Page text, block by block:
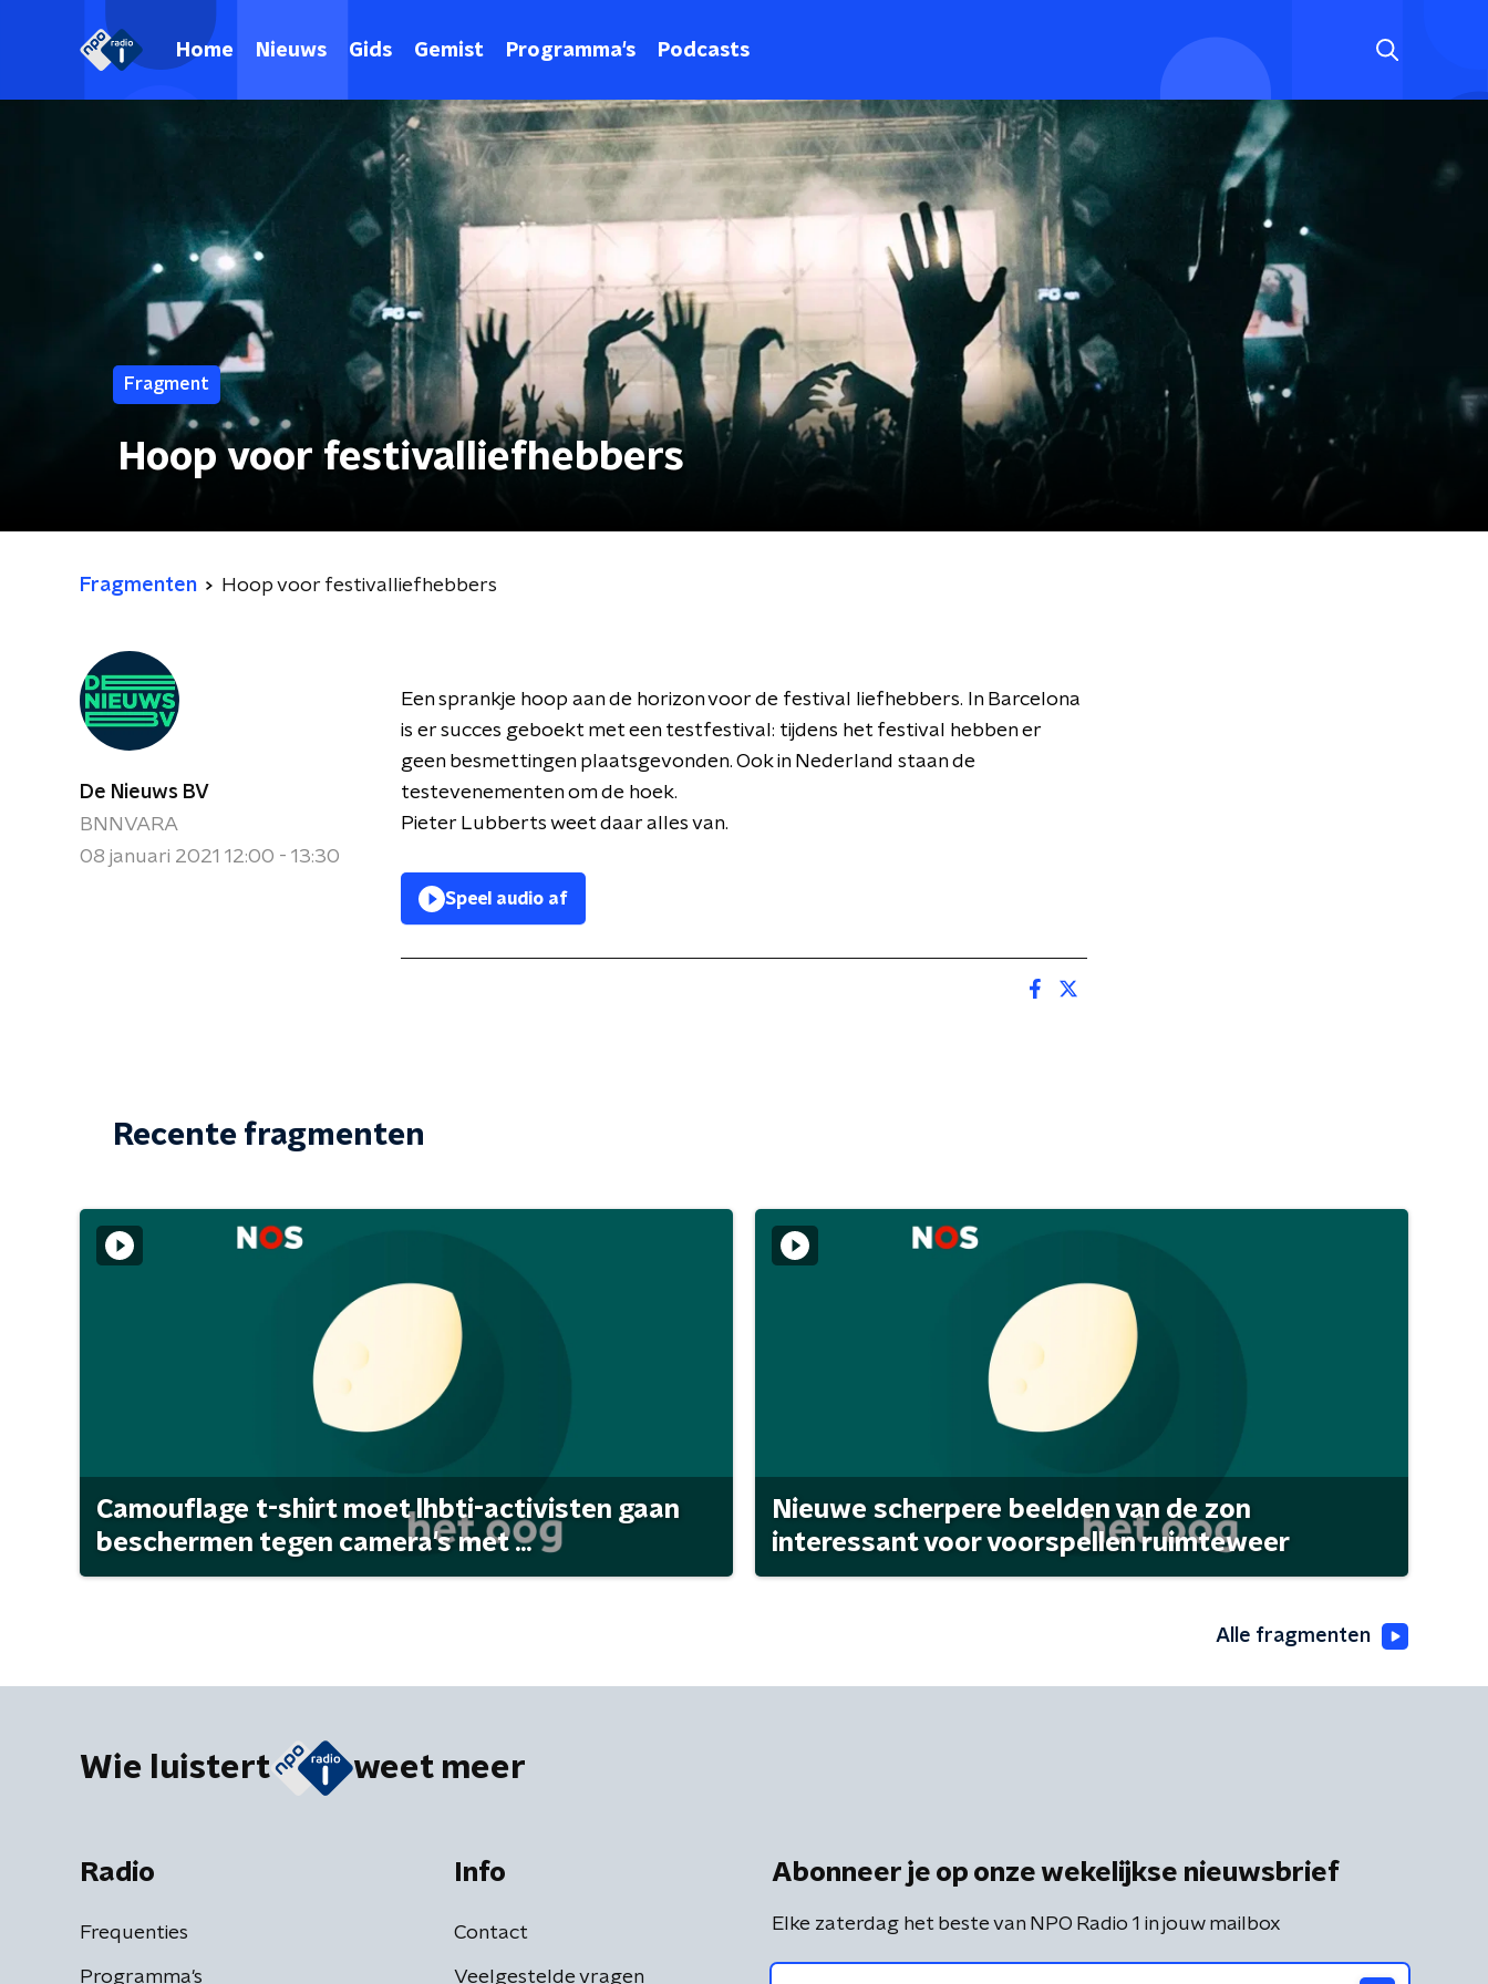
Home Nieuws Gids Gemist Programma's Podcasts
Fragment
Hoop voor festivalliefhebbers
Fragmenten Hoop voor festivalliefhebbers
De Nieuws BV
BNNVARA
08 januari 2021 12:00 - 13:30
Een sprankje hoop aan de horizon voor de festival liefhebbers. In Barcelona
is er succes geboekt met een testfestival: tijdens het festival hebben er
geen besmettingen plaatsgevonden. Ook in Nederland staan de
testevenementen om de hoek.
Pieter Lubberts weet daar alles van.
Speel audio af
Recente fragmenten
Camouflage t-shirt moet lhbti-activisten gaan
beschermen tegen camera's met ...
Nieuwe scherpere beelden van de zon
interessant voor voorspellen ruimteweer
Alle fragmenten
Wie luistert weet meer
Radio
Frequenties
Programma's
Info
Contact
Veelgestelde vragen
Abonneer je op onze wekelijkse nieuwsbrief
Elke zaterdag het beste van NPO Radio 1 in jouw mailbox